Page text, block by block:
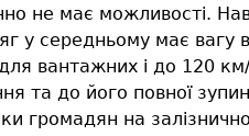
не має можливості.
у середньому має
вантажних і до 120
та до його повної
громадян на